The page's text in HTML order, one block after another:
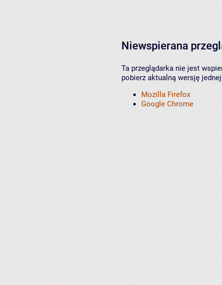
Niewspierana
Ta przeglądarka nie jest
pobierz aktualną wersję
Mozilla Firefox
Google Chrome